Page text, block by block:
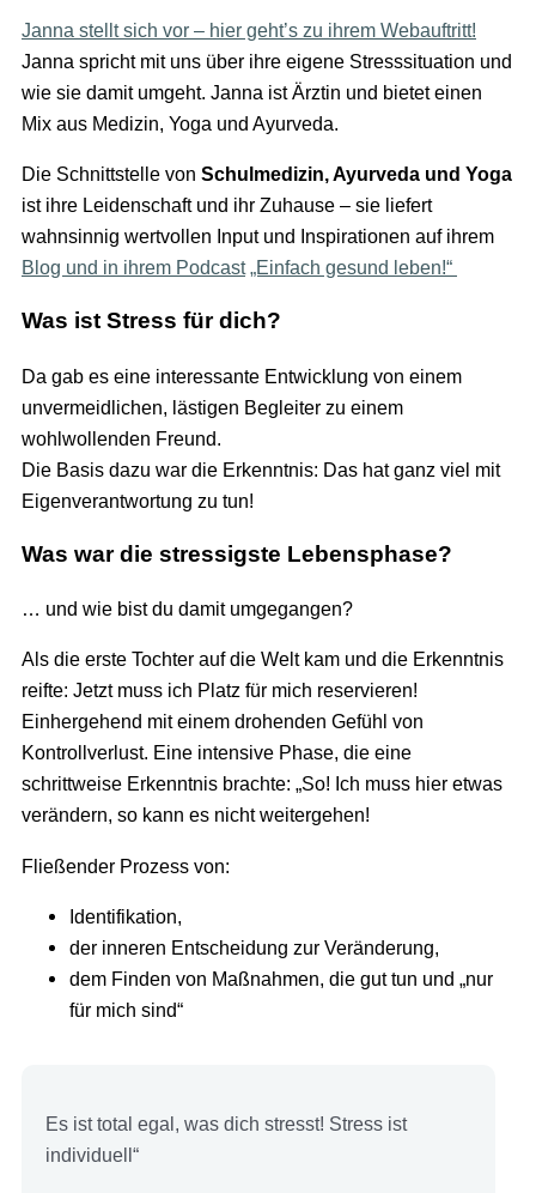
Janna stellt sich vor – hier geht’s zu ihrem Webauftritt!
Janna spricht mit uns über ihre eigene Stresssituation und
wie sie damit umgeht. Janna ist Ärztin und bietet einen
Mix aus Medizin, Yoga und Ayurveda.
Die Schnittstelle von Schulmedizin, Ayurveda und Yoga
ist ihre Leidenschaft und ihr Zuhause – sie liefert
wahnsinnig wertvollen Input und Inspirationen auf ihrem
Blog und in ihrem Podcast „Einfach gesund leben!“
Was ist Stress für dich?
Da gab es eine interessante Entwicklung von einem
unvermeidlichen, lästigen Begleiter zu einem
wohlwollenden Freund.
Die Basis dazu war die Erkenntnis: Das hat ganz viel mit
Eigenverantwortung zu tun!
Was war die stressigste Lebensphase?
… und wie bist du damit umgegangen?
Als die erste Tochter auf die Welt kam und die Erkenntnis
reifte: Jetzt muss ich Platz für mich reservieren!
Einhergehend mit einem drohenden Gefühl von
Kontrollverlust. Eine intensive Phase, die eine
schrittweise Erkenntnis brachte: „So! Ich muss hier etwas
verändern, so kann es nicht weitergehen!
Fließender Prozess von:
Identifikation,
der inneren Entscheidung zur Veränderung,
dem Finden von Maßnahmen, die gut tun und „nur
für mich sind“
Es ist total egal, was dich stresst! Stress ist
individuell“